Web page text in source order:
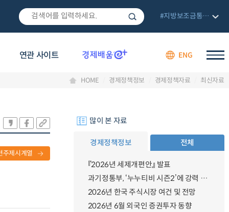
연관 사이트 ENG
#지방보조금통합관리망
HOME 경제정책정보 경제정책자료 최신자료
주제시계열
많이 본 자료
경제정책정보 전체
『2026년 세제개편안』 발표
과기정통부, ‘누누티비 시즌2’에 강력 대응 의지 밝혀
2026년 한국 주식시장 여건 및 전망
2026년 6월 외국인 증권투자 동향